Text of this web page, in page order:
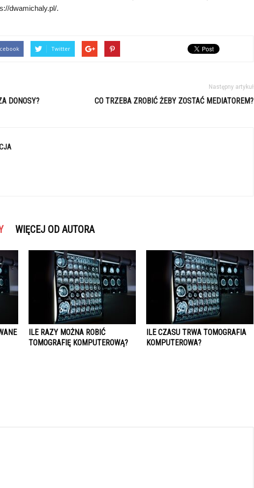
dwamichaly.pl/.
Twitter
DONOSY?
Następny artykuł
CO TRZEBA ZROBIĆ ŻEBY ZOSTAĆ MEDIATOREM?
WIĘCEJ OD AUTORA
ILE RAZY MOŻNA ROBIĆ
TOMOGRAFIĘ KOMPUTEROWĄ?
ILE CZASU TRWA TOMOGRAFIA
KOMPUTEROWA?